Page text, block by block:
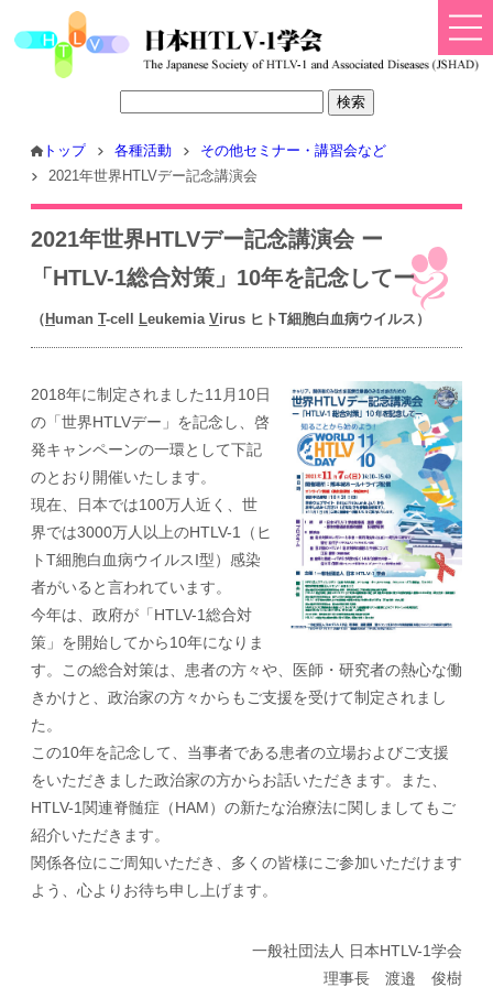
トップ 各種活動
その他セミナー・講習会など
2021年世界HTLVデー記念講演会
2021年世界HTLVデー記念講演会 ー
「HTLV-1総合対策」10年を記念してー
（Human T-cell Leukemia Virus ヒトT細胞白血病ウイルス）
2018年に制定されました11月10日
の「世界HTLVデー」を記念し、啓
発キャンペーンの一環として下記
のとおり開催いたします。
現在、日本では100万人近く、世
界では3000万人以上のHTLV-1（ヒ
トT細胞白血病ウイルスI型）感染
者がいると言われています。
今年は、政府が「HTLV-1総合対
策」を開始してから10年になりま
す。この総合対策は、患者の方々や、医師・研究者の熱心な働
きかけと、政治家の方々からもご支援を受けて制定されまし
た。
この10年を記念して、当事者である患者の立場およびご支援
をいただきました政治家の方からお話いただきます。また、
HTLV-1関連脊髄症（HAM）の新たな治療法に関しましてもご
紹介いただきます。
関係各位にご周知いただき、多くの皆様にご参加いただけます
よう、心よりお待ち申し上げます。
一般社団法人 日本HTLV-1学会
理事長 渡邉 俊樹